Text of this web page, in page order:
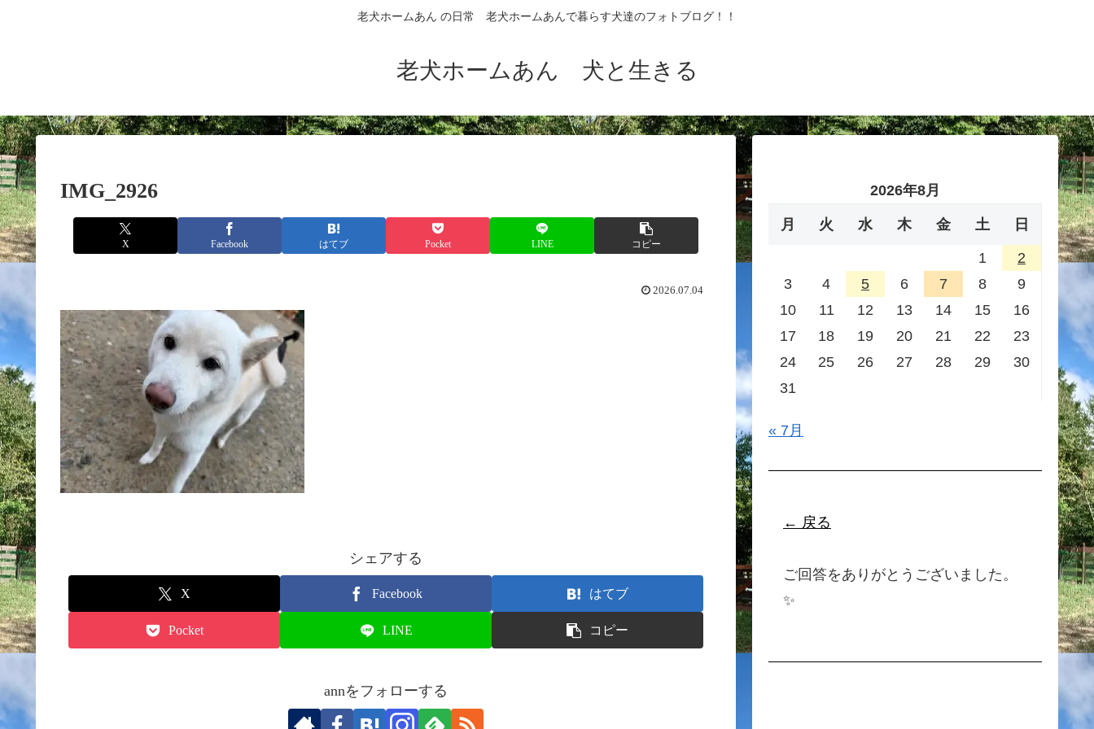
老犬ホームあん の日常 老犬ホームあんで暮らす犬達のフォトブログ！！
老犬ホームあん 犬と生きる
IMG_2926
X Facebook はてブ Pocket LINE コピー
2026.07.04
シェアする
X Facebook はてブ
Pocket LINE コピー
annをフォローする
2026年8月
月 火 水 木 金 土 日
1
2
3
4 5 6 7 8
9
10
11 12 13 14 15
16
17
18 19 20 21 22
23
24
25 26 27 28 29
30
31
« 7月
← 戻る
ご回答をありがとうございました。
✨